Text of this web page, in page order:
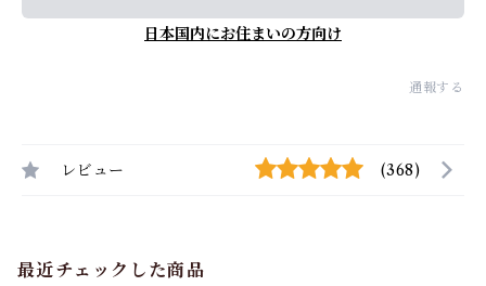
日本国内にお住まいの方向け
通報する
レビュー (368)
最近チェックした商品